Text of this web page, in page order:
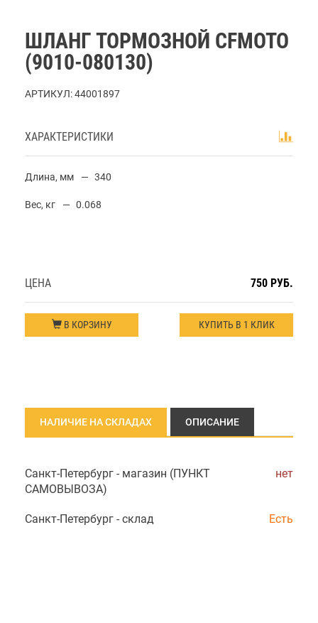
ШЛАНГ ТОРМОЗНОЙ CFMOTO
(9010-080130)
АРТИКУЛ:44001897
ХАРАКТЕРИСТИКИ
Длина, мм 340
Вес, кг 0.068
ЦЕНА 750 РУБ.
В КОРЗИНУ КУПИТЬ В 1 КЛИК
НАЛИЧИЕ НА СКЛАДАХ ОПИСАНИЕ
Санкт-Петербург - магазин (ПУНКТ
САМОВЫВОЗА)
нет
Санкт-Петербург - склад Есть